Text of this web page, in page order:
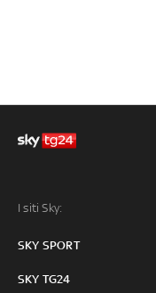
I siti Sky:
SKY SPORT
SKY TG24